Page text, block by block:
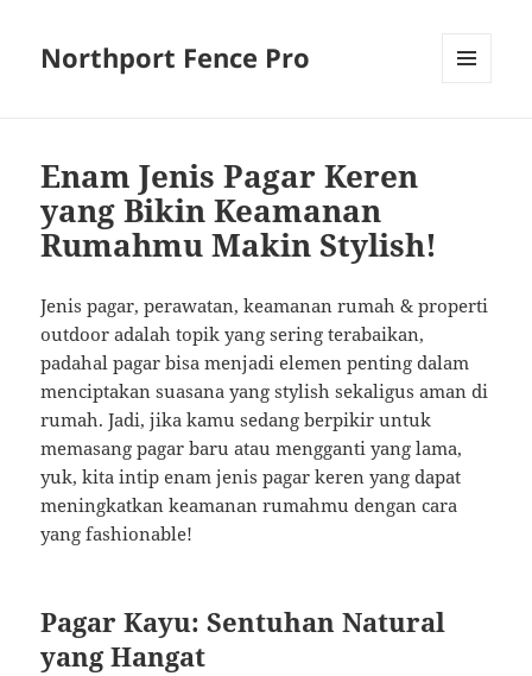
Northport Fence Pro
Enam Jenis Pagar Keren
yang Bikin Keamanan
Rumahmu Makin Stylish!
Jenis pagar, perawatan, keamanan rumah & properti
outdoor adalah topik yang sering terabaikan,
padahal pagar bisa menjadi elemen penting dalam
menciptakan suasana yang stylish sekaligus aman di
rumah. Jadi, jika kamu sedang berpikir untuk
memasang pagar baru atau mengganti yang lama,
yuk, kita intip enam jenis pagar keren yang dapat
meningkatkan keamanan rumahmu dengan cara
yang fashionable!
Pagar Kayu: Sentuhan Natural
yang Hangat